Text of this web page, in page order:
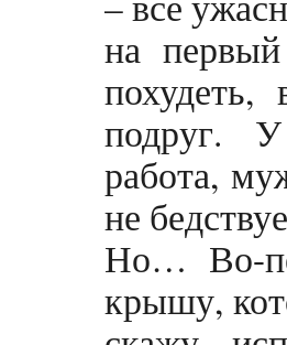
на
подруг.
работа,
не
Но… Во-
крышу,